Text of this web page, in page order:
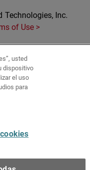
Technologies, Inc.
of Use >
usted
dispositivo
el uso
para